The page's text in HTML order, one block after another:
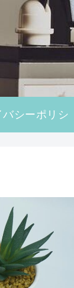
バシーポリシ